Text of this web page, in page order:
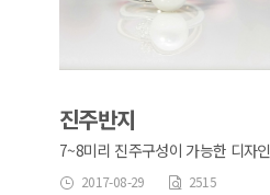
진주반지
7~8미리 진주구성이 가능한 디자인
2017-08-29 2515